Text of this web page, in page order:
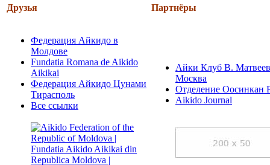
Друзья Партнёры
Федерация Айкидо в
Молдове
Fundatia Romana de Aikido
Aikikai
Федерация Айкидо Цунами
Тирасполь
Все ссылки
Айки Клуб В.
Москва
Отделение Оосинкан
Aikido Journal